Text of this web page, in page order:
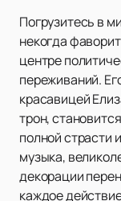
Погрузитесь в
некогда
центре
переживаний.
красавицей
трон,
полной страсти
музыка,
декорации
каждое